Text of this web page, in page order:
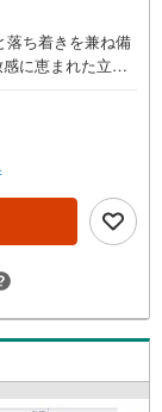
ち着きを兼ね備
に恵まれた立地
住まいづくり。※
ズスペースをご
も、安心してご
相談などお気軽
客様がご覧になっ
す。インターネ
営業へご希望を
相談ください。
合わせた物件な
朝日土地建物
い！